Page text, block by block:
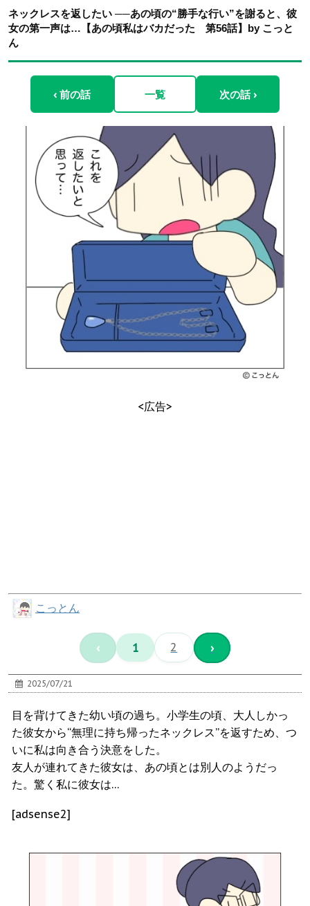
ネックレスを返したい ──あの頃の“勝手な行い”を謝ると、彼
女の第一声は…【あの頃私はバカだった 第56話】by こっと
ん
‹ 前の話 一覧 次の話 ›
<広告>
こっとん
‹ 1 2 ›
2025/07/21
目を背けてきた幼い頃の過ち。小学生の頃、大人しかっ
た彼女から“無理に持ち帰ったネックレス”を返すため、つ
いに私は向き合う決意をした。
友人が連れてきた彼女は、あの頃とは別人のようだっ
た。驚く私に彼女は…
[adsense2]